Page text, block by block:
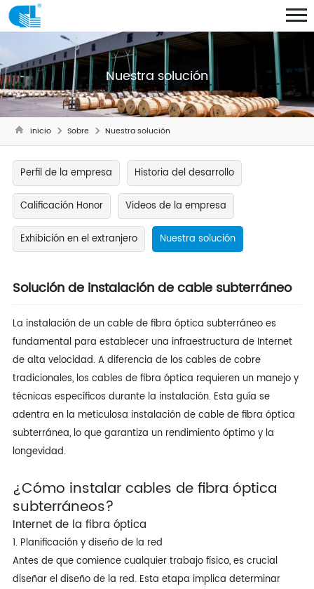
Nuestra solución
inicio Sobre Nuestra solución
Perfil de la empresa Historia del desarrollo
Calificación Honor Videos de la empresa
Exhibición en el extranjero Nuestra solución
Solución de instalación de cable subterráneo
La instalación de un cable de fibra óptica subterráneo es
fundamental para establecer una infraestructura de Internet
de alta velocidad. A diferencia de los cables de cobre
tradicionales, los cables de fibra óptica requieren un manejo y
técnicas específicos durante la instalación. Esta guía se
adentra en la meticulosa instalación de cable de fibra óptica
subterránea, lo que garantiza un rendimiento óptimo y la
longevidad.
¿Cómo instalar cables de fibra óptica
subterráneos?
Internet de la fibra óptica
1. Planificación y diseño de la red
Antes de que comience cualquier trabajo físico, es crucial
diseñar el diseño de la red. Esta etapa implica determinar